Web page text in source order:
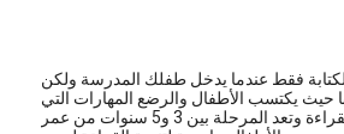
فقط عندما يدخل طفلك المدرسة ولكن
حيث يكتسب الأطفال والرضع المهارات التي
سيستخدمونها في القراءة وتعد المرحلة بين 3 و5 سنوات من عمر